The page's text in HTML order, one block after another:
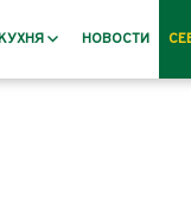
НОВОСТИ